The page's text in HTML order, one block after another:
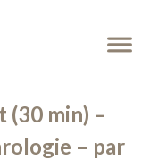
min) –
– par